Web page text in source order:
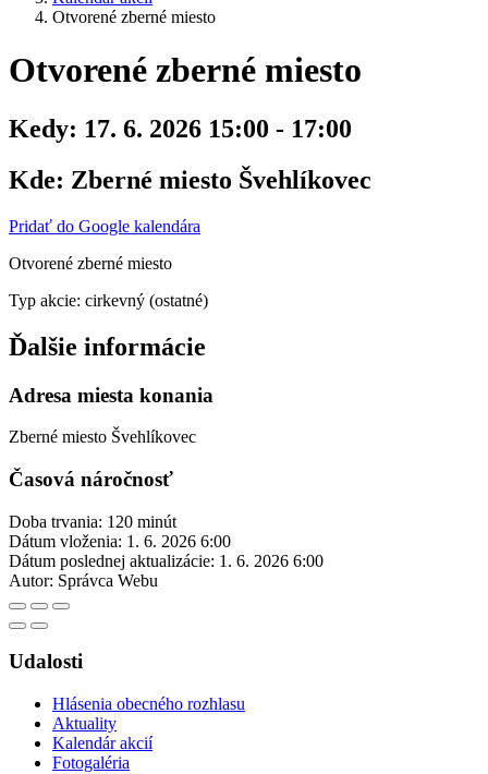
Otvorené zberné miesto
Otvorené zberné miesto
Kedy: 17. 6. 2026 15:00 - 17:00
Kde: Zberné miesto Švehlíkovec
Pridať do Google kalendára
Otvorené zberné miesto
Typ akcie: cirkevný (ostatné)
Ďalšie informácie
Adresa miesta konania
Zberné miesto Švehlíkovec
Časová náročnosť
Doba trvania: 120 minút
Dátum vloženia: 1. 6. 2026 6:00
Dátum poslednej aktualizácie: 1. 6. 2026 6:00
Autor: Správca Webu
Udalosti
Hlásenia obecného rozhlasu
Aktuality
Kalendár akcií
Fotogaléria